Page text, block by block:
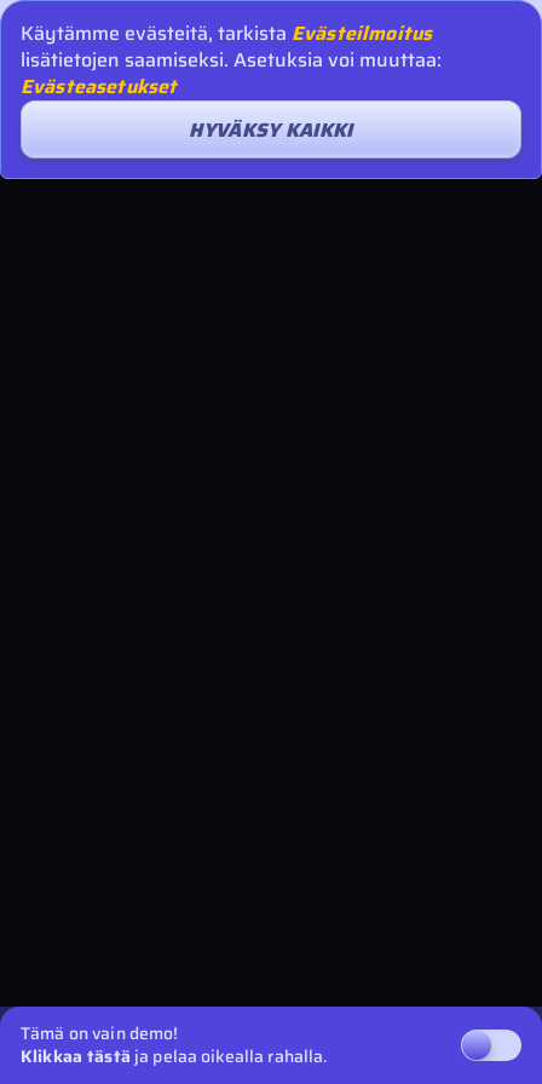
Tämä on vain demo!
Klikkaa tästä ja pelaa oikealla rahalla.
Käytämme evästeitä, tarkista Evästeilmoitus
lisätietojen saamiseksi. Asetuksia voi muuttaa:
Evästeasetukset
HYVÄKSY KAIKKI